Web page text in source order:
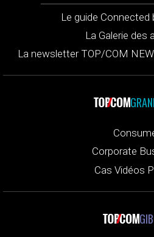
Le guide Connected
La Galerie des
La newsletter TOP/COM
Corporate
Cas Vidéos